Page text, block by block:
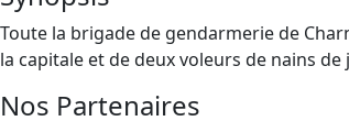
Toute la brigade de gendarmerie de
la capitale et de deux voleurs de nains
Nos Partenaires